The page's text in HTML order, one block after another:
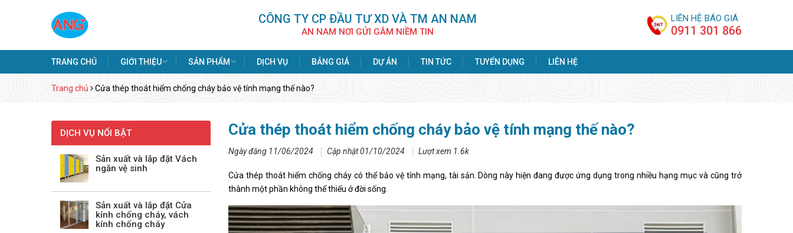
CÔNG TY CP ÐẦU TƯ XD VÀ TM AN NAM
AN NAM NƠI GỬI GẮM NIỀM TIN
LIÊN HỆ BÁO GIÁ
0911 301 866
TRANG CHỦ GIỚI THIỆU SẢN PHẨM DỊCH VỤ BẢNG GIÁ DỰ ÁN TIN TỨC TUYỂN DỤNG LIÊN HỆ
Trang chủ Cửa thép thoát hiểm chống cháy bảo vệ tính mạng thế nào?
DỊCH VỤ NỔI BẬT
Sản xuất và lắp đặt Vách
ngăn vệ sinh
Sản xuất và lắp đặt Cửa
kính chống cháy, vách
kính chống cháy
Cửa thép thoát hiểm chống cháy bảo vệ tính mạng thế nào?
Ngày đăng 11/06/2024 Cập nhật 01/10/2024 Lượt xem 1.6k
Cửa thép thoát hiểm chống cháy có thể bảo vệ tính mạng, tài sản. Dòng này hiện đang được ứng dụng trong nhiều hạng mục và cũng trở
thành một phần không thể thiếu ở đời sống.